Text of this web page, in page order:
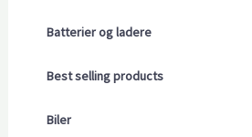
Batterier og ladere
Best selling products
Biler